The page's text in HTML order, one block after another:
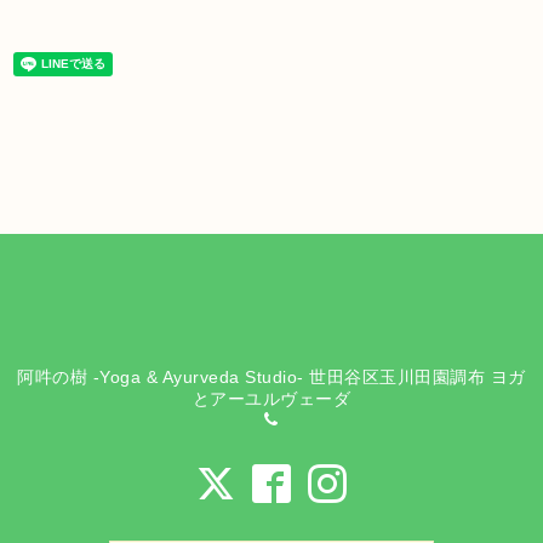
阿吽の樹 -Yoga & Ayurveda Studio- 世田谷区玉川田園調布 ヨガ
とアーユルヴェーダ